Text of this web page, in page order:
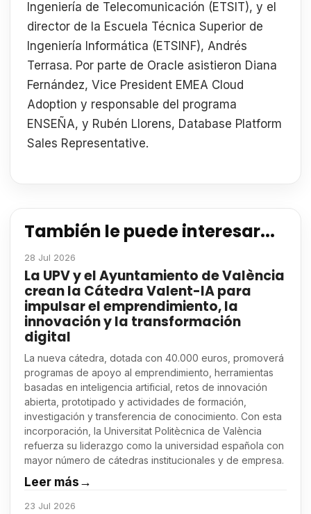
Ingeniería de Telecomunicación (ETSIT), y el
director de la Escuela Técnica Superior de
Ingeniería Informática (ETSINF), Andrés
Terrasa. Por parte de Oracle asistieron Diana
Fernández, Vice President EMEA Cloud
Adoption y responsable del programa
ENSEÑA, y Rubén Llorens, Database Platform
Sales Representative.
También le puede interesar...
28 Jul 2026
La UPV y el Ayuntamiento de València
crean la Cátedra Valent-IA para
impulsar el emprendimiento, la
innovación y la transformación
digital
La nueva cátedra, dotada con 40.000 euros, promoverá
programas de apoyo al emprendimiento, herramientas
basadas en inteligencia artificial, retos de innovación
abierta, prototipado y actividades de formación,
investigación y transferencia de conocimiento. Con esta
incorporación, la Universitat Politècnica de València
refuerza su liderazgo como la universidad española con
mayor número de cátedras institucionales y de empresa.
Leer más→
23 Jul 2026